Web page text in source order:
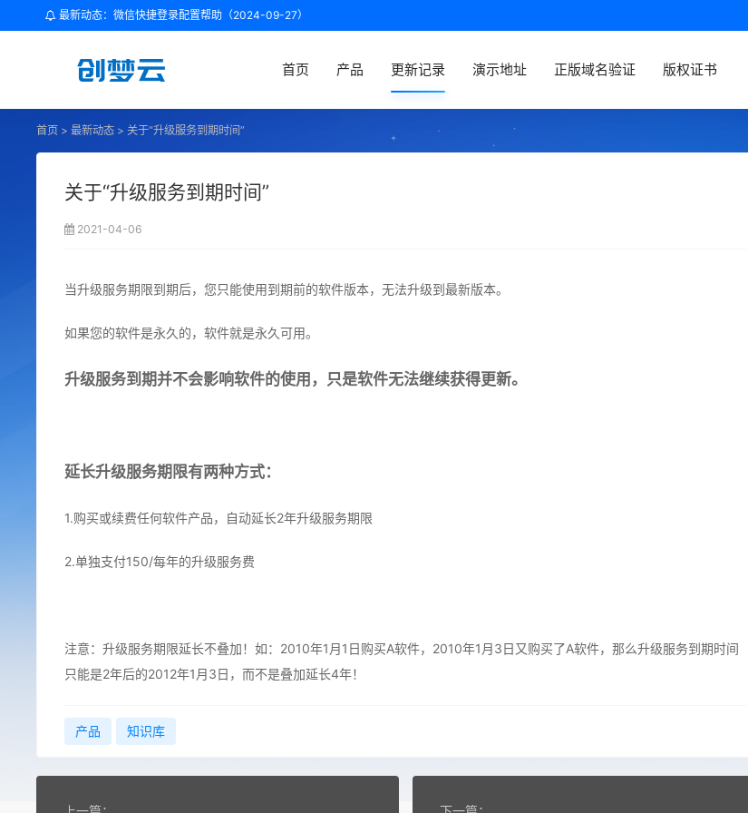
最新动态：微信快捷登录配置帮助（2024-09-27）
首页 产品 更新记录 演示地址 正版域名验证 版权证书
首页 > 最新动态 > 关于“升级服务到期时间”
关于“升级服务到期时间”
2021-04-06
当升级服务期限到期后，您只能使用到期前的软件版本，无法升级到最新版本。
如果您的软件是永久的，软件就是永久可用。
升级服务到期并不会影响软件的使用，只是软件无法继续获得更新。
延长升级服务期限有两种方式：
1.购买或续费任何软件产品，自动延长2年升级服务期限
2.单独支付150/每年的升级服务费
注意：升级服务期限延长不叠加！如：2010年1月1日购买A软件，2010年1月3日又购买了A软件，那么升级服务到期时间
只能是2年后的2012年1月3日，而不是叠加延长4年！
产品 知识库